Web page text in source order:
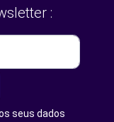
:
seus dados